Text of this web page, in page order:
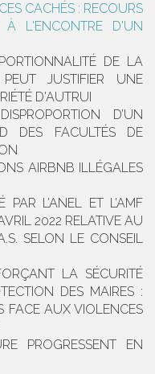
CACHÉS : RECOURS
À L'ENCONTRE D'UN
DE LA
JUSTIFIER UNE
D'AUTRUI
D’UN
DES FACULTÉS DE
AIRBNB ILLÉGALES
PAR L’ANEL ET L’AMF
2022 RELATIVE AU
SELON LE CONSEIL
LA SÉCURITÉ
DES MAIRES :
FACE AUX VIOLENCES
PROGRESSENT EN